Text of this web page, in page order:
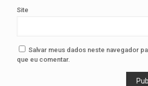
Site
Salvar meus dados neste navegador
que eu comentar.